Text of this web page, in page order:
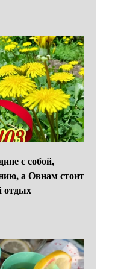
с собой,
а Овнам стоит
отдых